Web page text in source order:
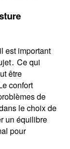
est important
Ce qui
être
confort
de
le choix de
un équilibre
pour